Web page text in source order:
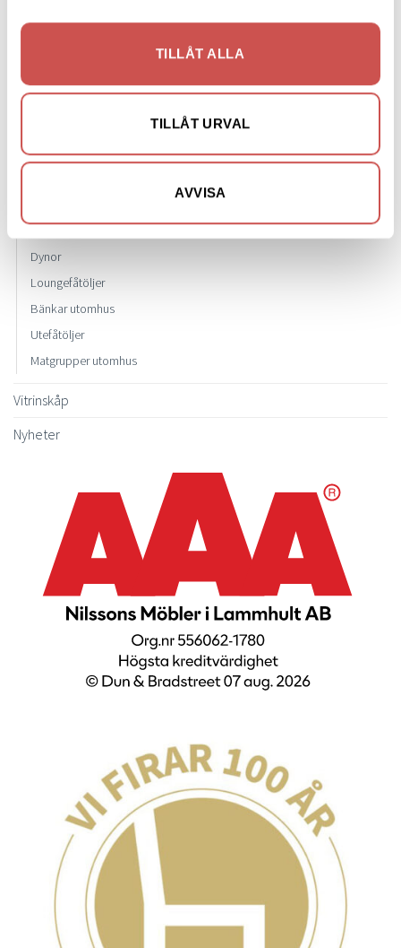
TILLÅT ALLA
TILLÅT URVAL
AVVISA
Utomhusbord
Soffgrupper utomhus
Dynor
Loungefåtöljer
Bänkar utomhus
Utefåtöljer
Matgrupper utomhus
Vitrinskåp
Nyheter